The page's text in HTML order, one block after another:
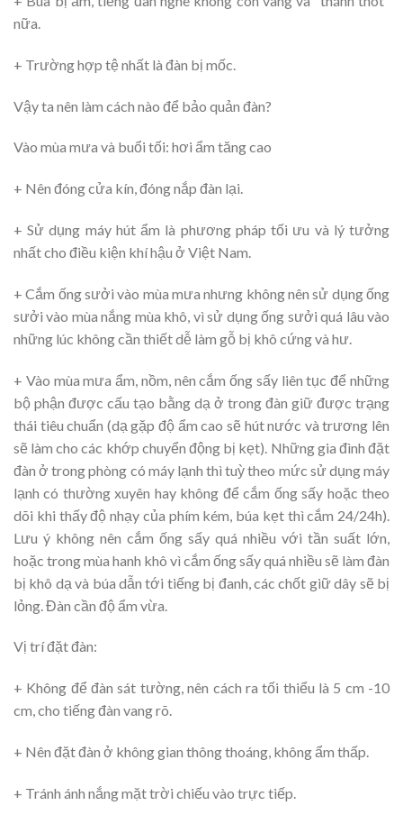
nữa.
+ Trường hợp tệ nhất là đàn bị mốc.
Vậy ta nên làm cách nào để bảo quản đàn?
Vào mùa mưa và buổi tối: hơi ẩm tăng cao
+ Nên đóng cửa kín, đóng nắp đàn lại.
+ Sử dụng máy hút ẩm là phương pháp tối ưu và lý tưởng
nhất cho điều kiện khí hậu ở Việt Nam.
+ Cắm ống sưởi vào mùa mưa nhưng không nên sử dụng ống
sưởi vào mùa nắng mùa khô, vì sử dụng ống sưởi quá lâu vào
những lúc không cần thiết dễ làm gỗ bị khô cứng và hư.
+ Vào mùa mưa ẩm, nồm, nên cắm ống sấy liên tục để những
bộ phận được cấu tạo bằng dạ ở trong đàn giữ được trạng
thái tiêu chuẩn (dạ gặp độ ẩm cao sẽ hút nước và trương lên
sẽ làm cho các khớp chuyển động bị kẹt). Những gia đình đặt
đàn ở trong phòng có máy lạnh thì tuỳ theo mức sử dụng máy
lạnh có thường xuyên hay không để cắm ống sấy hoặc theo
dõi khi thấy độ nhạy của phím kém, búa kẹt thì cắm 24/24h).
Lưu ý không nên cắm ống sấy quá nhiều với tần suất lớn,
hoặc trong mùa hanh khô vì cắm ống sấy quá nhiều sẽ làm đàn
bị khô dạ và búa dẫn tới tiếng bị đanh, các chốt giữ dây sẽ bị
lỏng. Đàn cần độ ẩm vừa.
Vị trí đặt đàn:
+ Không để đàn sát tường, nên cách ra tối thiểu là 5 cm -10
cm, cho tiếng đàn vang rõ.
+ Nên đặt đàn ở không gian thông thoáng, không ẩm thấp.
+ Tránh ánh nắng mặt trời chiếu vào trực tiếp.